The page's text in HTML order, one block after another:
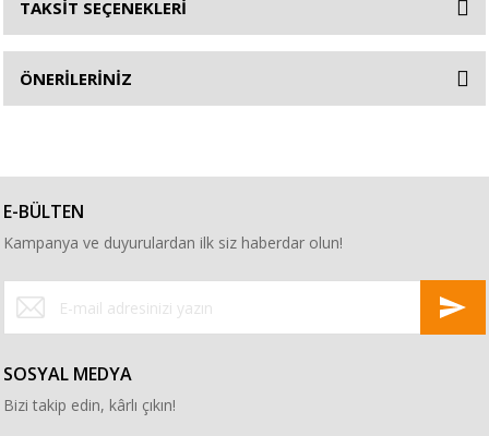
TAKSİT SEÇENEKLERİ
ÖNERİLERİNİZ
E-BÜLTEN
Kampanya ve duyurulardan ilk siz haberdar olun!
SOSYAL MEDYA
Bizi takip edin, kârlı çıkın!